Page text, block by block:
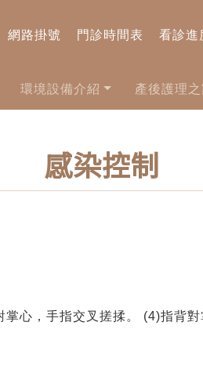
網路掛號 門診時間表 看診進
環境設備介紹 產後護理之
感染控制
心，手指交叉搓揉。 (4)指背